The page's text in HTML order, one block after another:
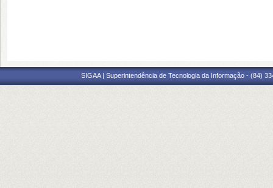
SIGAA | Superintendência de Tecnologia da Informação - (84)